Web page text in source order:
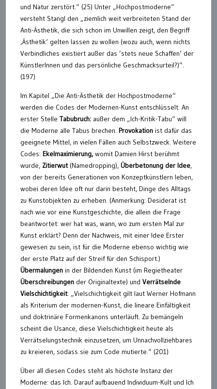
und Natur zerstört.“ (25) Unter „Hochpostmoderne“
versteht Stangl den „ziemlich weit verbreiteten Stand der
Anti-Ästhetik, die sich schon im Unwillen zeigt, den Begriff
‚Ästhetik‘ gelten lassen zu wollen (wozu auch, wenn nichts
Verbindliches existiert außer das ’stets neue Schaffen‘ der
KünstlerInnen und das persönliche Geschmacksurteil?)“.
(197)
Im Kapitel „Die Anti-Ästhetik der Hochpostmoderne“
werden die Codes der Modernen-Kunst entschlüsselt. An
erster Stelle Tabubruch: außer dem „Ich-Kritik-Tabu“ will
die Moderne alle Tabus brechen. Provokation ist dafür das
geeignete Mittel, in vielen Fällen auch Selbstzweck. Weitere
Codes: Ekelmaximierung,womit Damien Hirst berühmt
wurde, Zitierwut (Namedropping), Überbetonung der Idee,
von der bereits Generationen von Konzeptkünstlern leben,
wobei deren Idee oft nur darin besteht, Dinge des Alltags
zu Kunstobjekten zu erheben. (Anmerkung: Desiderat ist
nach wie vor eine Kunstgeschichte, die allein die Frage
beantwortet: wer hat was, wann, wo zum ersten Mal zur
Kunst erklärt? Denn der Nachweis, mit einer Idee Erster
gewesen zu sein, ist für die Moderne ebenso wichtig wie
der erste Platz auf der Streif für den Schisport.)
Übermalungen in der Bildenden Kunst (im Regietheater
Überschreibungen der Originaltexte) und Verrätselnde
Vielschichtigkeit: „Vielschichtigkeit gilt laut Werner Hofmann
als Kriterium der modernen-Kunst, die lineare Einfältigkeit
und doktrinäre Formenkanons unterläuft. Zu bemängeln
scheint die Usance, diese Vielschichtigkeit heute als
Verrätselungstechnik einzusetzen, um Unnachvollziehbares
zu kreieren, sodass sie zum Code mutierte.“ (201)
Über all diesen Codes steht als höchste Instanz der
Moderne: das Ich. Darauf aufbauend Individuum-Kult und Ich